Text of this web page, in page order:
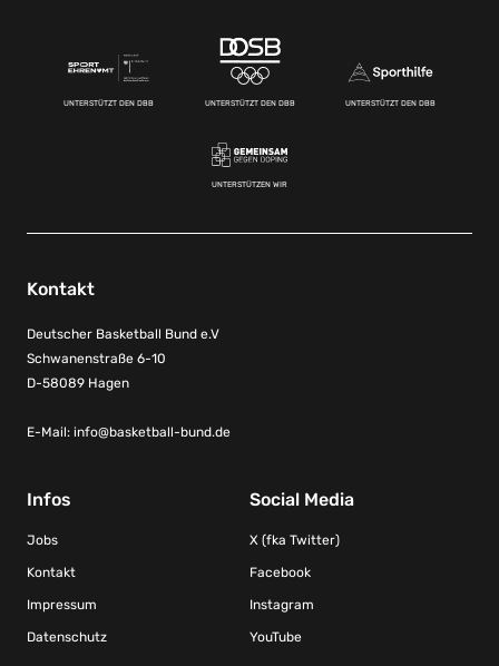
UNTERSTÜTZT DEN DBB UNTERSTÜTZT DEN DBB UNTERSTÜTZT DEN DBB
UNTERSTÜTZEN WIR
Kontakt
Deutscher Basketball Bund e.V
Schwanenstraße 6-10
D-58089 Hagen
E-Mail: info@basketball-bund.de
Infos
Jobs
Kontakt
Impressum
Datenschutz
Social Media
X (fka Twitter)
Facebook
Instagram
YouTube